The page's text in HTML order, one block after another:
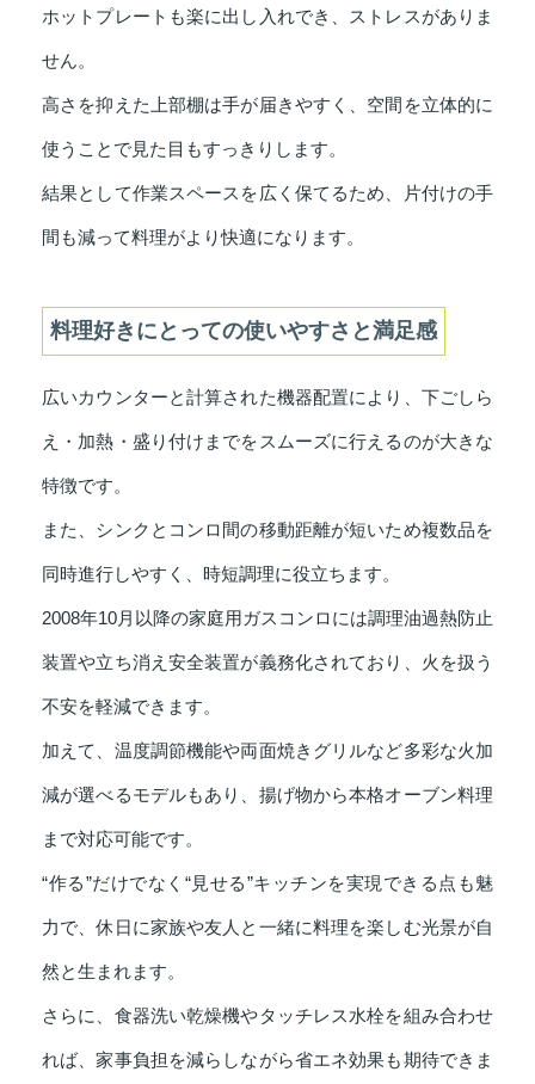
ホットプレートも楽に出し入れでき、ストレスがありま
せん。
高さを抑えた上部棚は手が届きやすく、空間を立体的に
使うことで見た目もすっきりします。
結果として作業スペースを広く保てるため、片付けの手
間も減って料理がより快適になります。
料理好きにとっての使いやすさと満足感
広いカウンターと計算された機器配置により、下ごしら
え・加熱・盛り付けまでをスムーズに行えるのが大きな
特徴です。
また、シンクとコンロ間の移動距離が短いため複数品を
同時進行しやすく、時短調理に役立ちます。
2008年10月以降の家庭用ガスコンロには調理油過熱防止
装置や立ち消え安全装置が義務化されており、火を扱う
不安を軽減できます。
加えて、温度調節機能や両面焼きグリルなど多彩な火加
減が選べるモデルもあり、揚げ物から本格オーブン料理
まで対応可能です。
“作る”だけでなく“見せる”キッチンを実現できる点も魅
力で、休日に家族や友人と一緒に料理を楽しむ光景が自
然と生まれます。
さらに、食器洗い乾燥機やタッチレス水栓を組み合わせ
れば、家事負担を減らしながら省エネ効果も期待できま